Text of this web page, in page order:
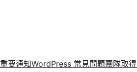
重要通知WordPress 常見問題團隊取